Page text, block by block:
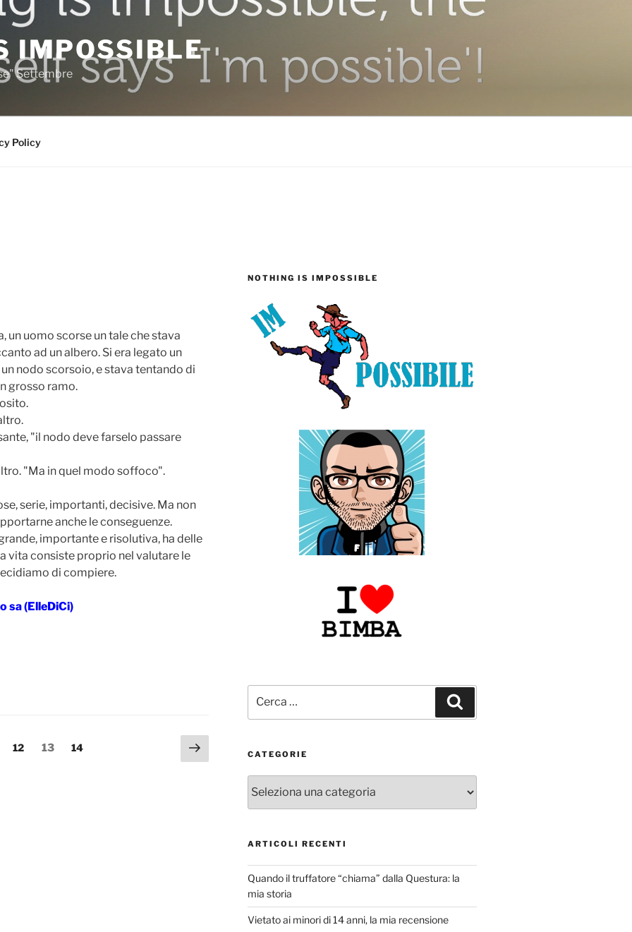
IMPOSSIBLE
Settembre
Policy
un uomo scorse un tale che stava
ad un albero. Si era legato un
nodo scorsoio, e stava tentando di
grosso ramo.
"il nodo deve farselo passare
"Ma in quel modo soffoco".
serie, importanti, decisive. Ma non
anche le conseguenze.
importante e risolutiva, ha delle
vita consiste proprio nel valutare le
di compiere.
sa (ElleDiCi)
Pagina
12 Pagina
13 Pagina
14
Pagina
successiva
NOTHING IS IMPOSSIBLE
CATEGORIE
ARTICOLI RECENTI
Quando il truffatore “chiama” dalla Questura: la
mia storia
Vietato ai minori di 14 anni, la mia recensione